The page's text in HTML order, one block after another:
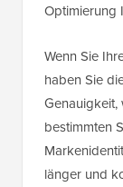
Optimierung
Wenn Sie
haben Sie
Genauigkeit,
bestimmten
länger und